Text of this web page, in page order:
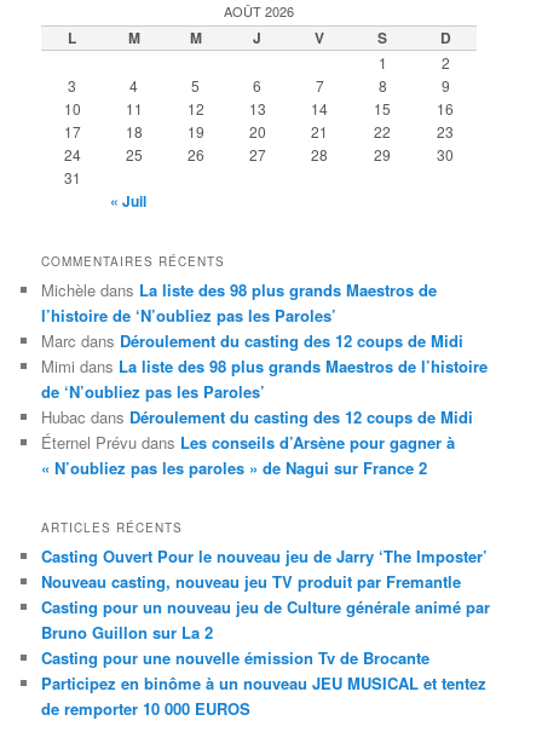
e
r
AOÛT 2026
L M M J V S D
1
2
3
4 5 6 7 8
9
10
11 12 13 14 15
16
17
18 19 20 21 22
23
24
25 26 27 28 29
30
31
« Juil
COMMENTAIRES RÉCENTS
Michèle dans La liste des 98 plus grands Maestros de
l’histoire de ‘N’oubliez pas les Paroles’
Marc dans Déroulement du casting des 12 coups de Midi
Mimi dans La liste des 98 plus grands Maestros de l’histoire
de ‘N’oubliez pas les Paroles’
Hubac dans Déroulement du casting des 12 coups de Midi
Éternel Prévu dans Les conseils d’Arsène pour gagner à
« N’oubliez pas les paroles » de Nagui sur France 2
ARTICLES RÉCENTS
Casting Ouvert Pour le nouveau jeu de Jarry ‘The Imposter’
Nouveau casting, nouveau jeu TV produit par Fremantle
Casting pour un nouveau jeu de Culture générale animé par
Bruno Guillon sur La 2
Casting pour une nouvelle émission Tv de Brocante
Participez en binôme à un nouveau JEU MUSICAL et tentez
de remporter 10 000 EUROS
manière dont
le site Web
est utilisé.
Experience
In order for
our website to
well as
during your
visit. If you
refuse these
cookies, some
functionality
will disappear
from the
website. Afin
fonctionne au
mieux lors de
votre visite. Si
vous refusez
ces cookies,
certaines
fonctionnalités
disparaîtront
du site.